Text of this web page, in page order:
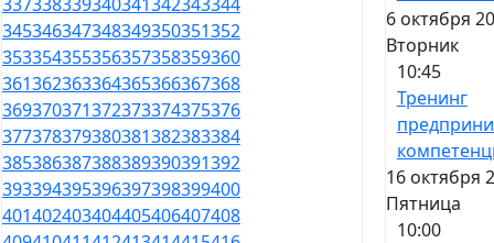
345346347348349350351352
353354355356357358359360
361362363364365366367368
369370371372373374375376
377378379380381382383384
385386387388389390391392
393394395396397398399400
401402403404405406407408
6 октября
Вторник
10:45
Тренинг
16 октября
Пятница
10:00